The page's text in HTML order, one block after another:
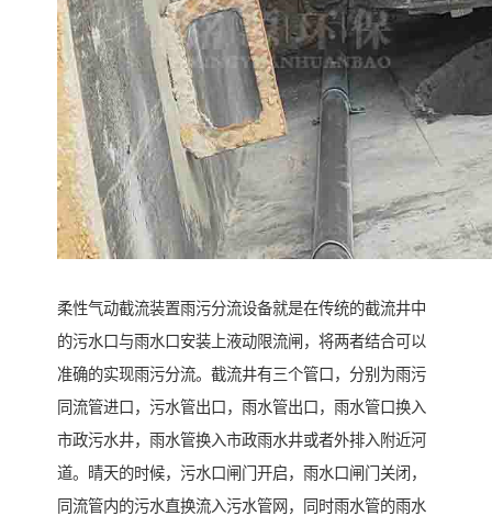
柔性气动截流装置雨污分流设备就是在传统的截流井中
的污水口与雨水口安装上液动限流闸，将两者结合可以
准确的实现雨污分流。截流井有三个管口，分别为雨污
同流管进口，污水管出口，雨水管出口，雨水管口换入
市政污水井，雨水管换入市政雨水井或者外排入附近河
道。晴天的时候，污水口闸门开启，雨水口闸门关闭，
同流管内的污水直换流入污水管网，同时雨水管的雨水